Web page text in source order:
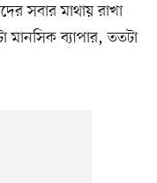
সবার মাথায় রাখা
ব্যাপার, ততটা